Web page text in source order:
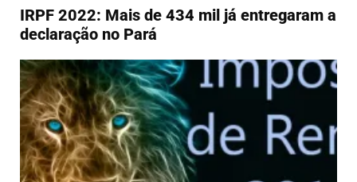
IRPF 2022: Mais de 434 mil já entregaram a
declaração no Pará